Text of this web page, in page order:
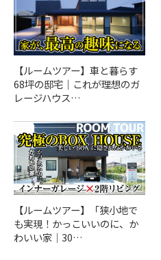
【ルームツアー】車と暮らす
68坪の邸宅｜これが理想のガ
レージハウス…
【ルームツアー】「狭小地で
も実現！かっこいいのに、か
わいい家｜30…